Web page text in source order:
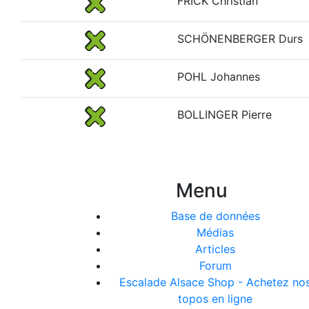
SCHÖNENBERGER Durs
POHL Johannes
BOLLINGER Pierre
Menu
Base de données
Médias
Articles
Forum
Escalade Alsace Shop - Achetez
topos en ligne